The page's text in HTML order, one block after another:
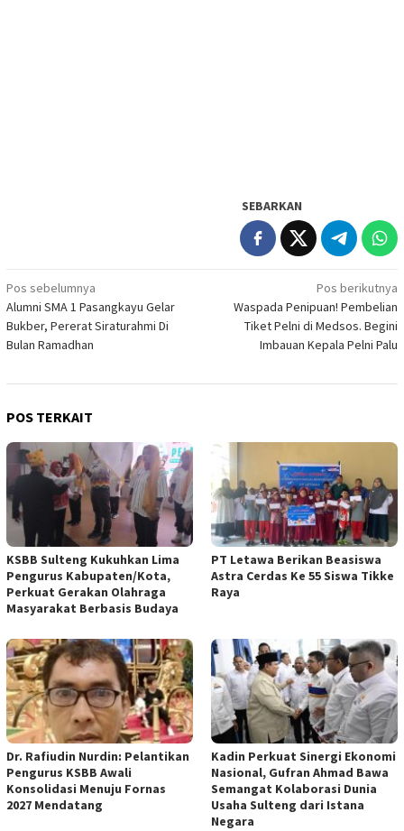
SEBARKAN
Navigasi
pos
Pos sebelumnya
Alumni SMA 1 Pasangkayu Gelar
Bukber, Pererat Siraturahmi Di
Bulan Ramadhan
Pos berikutnya
Waspada Penipuan! Pembelian
Tiket Pelni di Medsos. Begini
Imbauan Kepala Pelni Palu
POS TERKAIT
KSBB Sulteng Kukuhkan Lima
Pengurus Kabupaten/Kota,
Perkuat Gerakan Olahraga
Masyarakat Berbasis Budaya
PT Letawa Berikan Beasiswa
Astra Cerdas Ke 55 Siswa Tikke
Raya
Dr. Rafiudin Nurdin: Pelantikan
Pengurus KSBB Awali
Konsolidasi Menuju Fornas
2027 Mendatang
Kadin Perkuat Sinergi Ekonomi
Nasional, Gufran Ahmad Bawa
Semangat Kolaborasi Dunia
Usaha Sulteng dari Istana
Negara